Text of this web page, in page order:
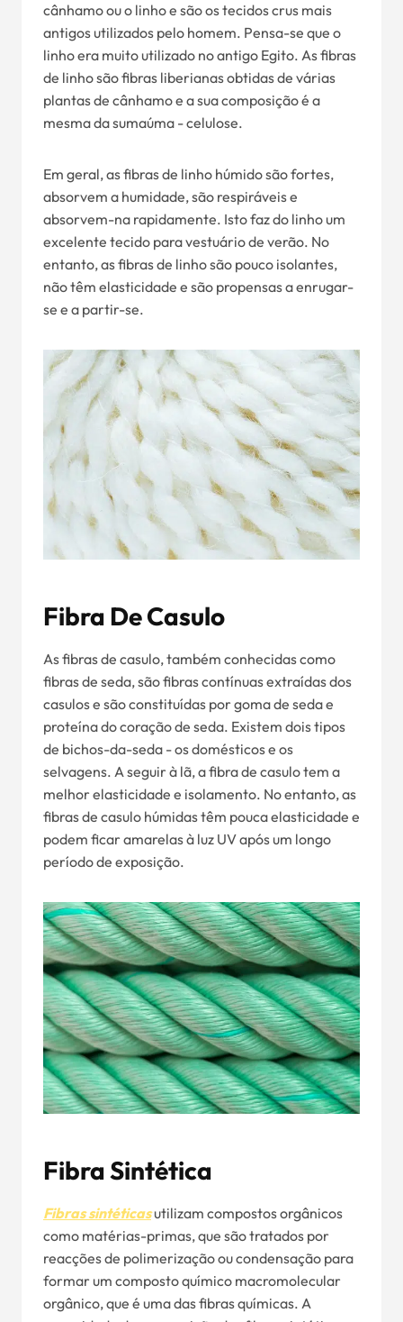
cânhamo ou o linho e são os tecidos crus mais
antigos utilizados pelo homem. Pensa-se que o
linho era muito utilizado no antigo Egito. As fibras
de linho são fibras liberianas obtidas de várias
plantas de cânhamo e a sua composição é a
mesma da sumaúma - celulose.
Em geral, as fibras de linho húmido são fortes,
absorvem a humidade, são respiráveis e
absorvem-na rapidamente. Isto faz do linho um
excelente tecido para vestuário de verão. No
entanto, as fibras de linho são pouco isolantes,
não têm elasticidade e são propensas a enrugar-
se e a partir-se.
Fibra De Casulo
As fibras de casulo, também conhecidas como
fibras de seda, são fibras contínuas extraídas dos
casulos e são constituídas por goma de seda e
proteína do coração de seda. Existem dois tipos
de bichos-da-seda - os domésticos e os
selvagens. A seguir à lã, a fibra de casulo tem a
melhor elasticidade e isolamento. No entanto, as
fibras de casulo húmidas têm pouca elasticidade e
podem ficar amarelas à luz UV após um longo
período de exposição.
Fibra Sintética
Fibras sintéticasutilizam compostos orgânicos
como matérias-primas, que são tratados por
reacções de polimerização ou condensação para
formar um composto químico macromolecular
orgânico, que é uma das fibras químicas. A